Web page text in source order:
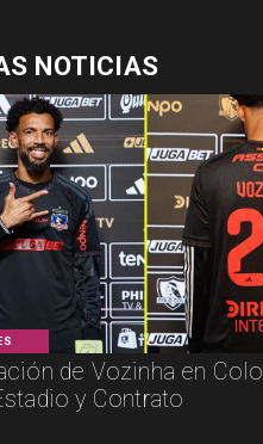
de Vozinha en
y Contrato
NOTICIAS